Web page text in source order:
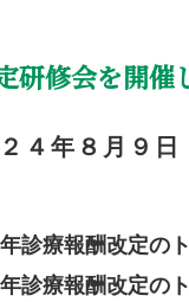
研修会を開催
２４年８月９
年診療報酬改定の
年診療報酬改定の